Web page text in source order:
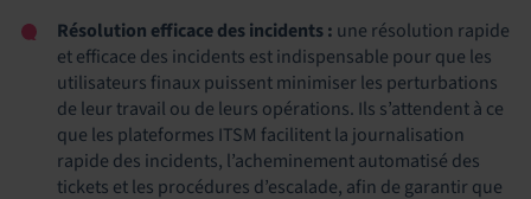
Résolution efficace des incidents : une résolution rapide
et efficace des incidents est indispensable pour que les
utilisateurs finaux puissent minimiser les perturbations
de leur travail ou de leurs opérations. Ils s’attendent à ce
que les plateformes ITSM facilitent la journalisation
rapide des incidents, l’acheminement automatisé des
tickets et les procédures d’escalade, afin de garantir que